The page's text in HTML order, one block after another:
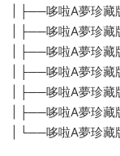
| ├──哆啦A夢珍
| ├──哆啦A夢珍
| ├──哆啦A夢珍
| ├──哆啦A夢珍
| ├──哆啦A夢珍
| ├──哆啦A夢珍
| └──哆啦A夢珍